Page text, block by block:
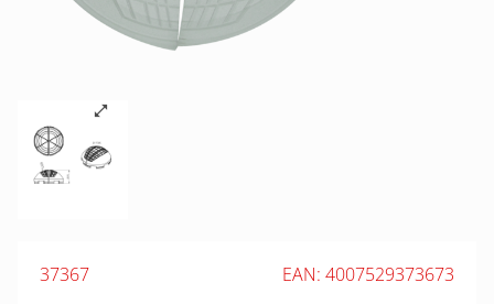
37367 EAN: 4007529373673